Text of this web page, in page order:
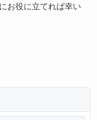
お役に立てれば幸い